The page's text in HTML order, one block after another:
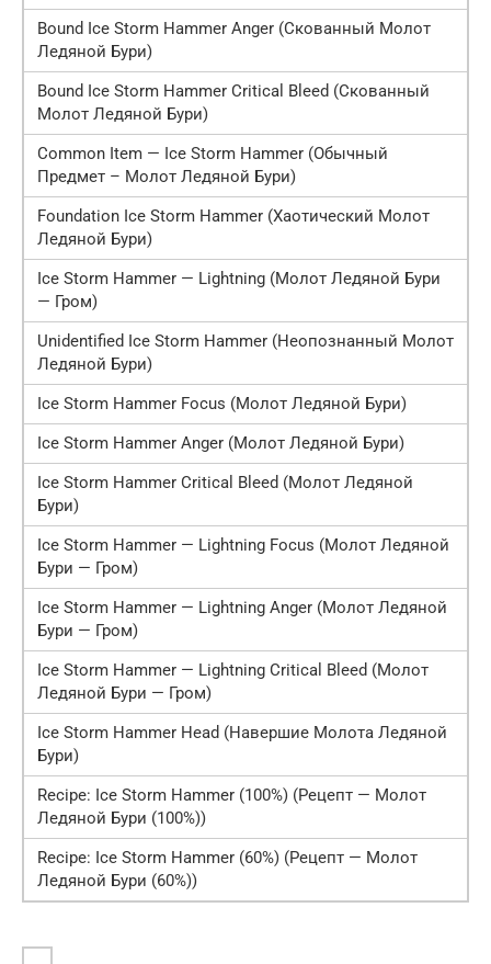
Bound Ice Storm Hammer Anger (Скованный Молот
Ледяной Бури)
Bound Ice Storm Hammer Critical Bleed (Скованный
Молот Ледяной Бури)
Common Item — Ice Storm Hammer (Обычный
Предмет – Молот Ледяной Бури)
Foundation Ice Storm Hammer (Хаотический Молот
Ледяной Бури)
Ice Storm Hammer — Lightning (Молот Ледяной Бури
— Гром)
Unidentified Ice Storm Hammer (Неопознанный Молот
Ледяной Бури)
Ice Storm Hammer Focus (Молот Ледяной Бури)
Ice Storm Hammer Anger (Молот Ледяной Бури)
Ice Storm Hammer Critical Bleed (Молот Ледяной
Бури)
Ice Storm Hammer — Lightning Focus (Молот Ледяной
Бури — Гром)
Ice Storm Hammer — Lightning Anger (Молот Ледяной
Бури — Гром)
Ice Storm Hammer — Lightning Critical Bleed (Молот
Ледяной Бури — Гром)
Ice Storm Hammer Head (Навершие Молота Ледяной
Бури)
Recipe: Ice Storm Hammer (100%) (Рецепт — Молот
Ледяной Бури (100%))
Recipe: Ice Storm Hammer (60%) (Рецепт — Молот
Ледяной Бури (60%))